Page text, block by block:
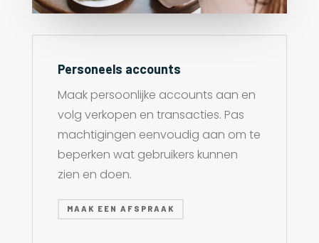
Personeels accounts
Maak persoonlijke accounts aan en
volg verkopen en transacties. Pas
machtigingen eenvoudig aan om te
beperken wat gebruikers kunnen
zien en doen.
MAAK EEN AFSPRAAK